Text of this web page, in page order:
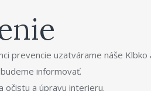
prevencie uzatvárame náše
informovať.
očistu a úpravu interieru.